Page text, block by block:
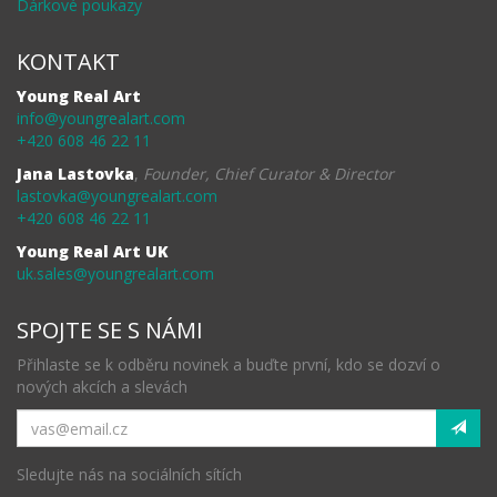
Dárkové poukazy
KONTAKT
Young Real Art
info@youngrealart.com
+420 608 46 22 11
Jana Lastovka, Founder, Chief Curator & Director
lastovka@youngrealart.com
+420 608 46 22 11
Young Real Art UK
uk.sales@youngrealart.com
SPOJTE SE S NÁMI
Přihlaste se k odběru novinek a buďte první, kdo se dozví o
nových akcích a slevách
Sledujte nás na sociálních sítích